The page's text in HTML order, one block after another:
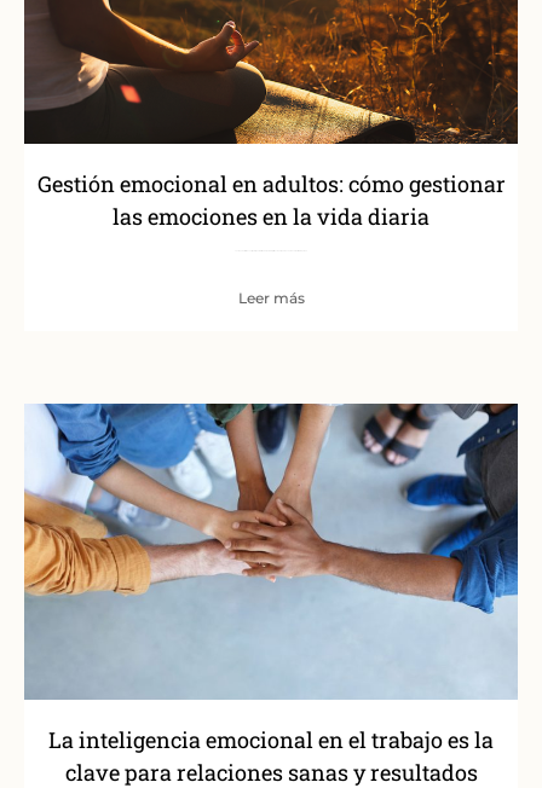
Gestión emocional en adultos: cómo gestionar
las emociones en la vida diaria
Leer más
La inteligencia emocional en el trabajo es la
clave para relaciones sanas y resultados